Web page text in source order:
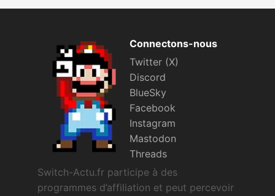
Connectons-nous
Twitter (X)
Discord
BlueSky
Facebook
Instagram
Mastodon
Threads
Switch-Actu.fr participe à des
programmes d’affiliation et peut percevoir